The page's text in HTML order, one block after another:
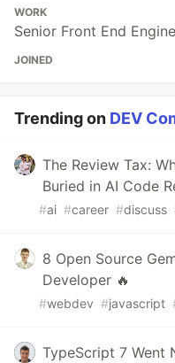
WORK
Senior Front End
JOINED
Trending on DEV
The Review Tax:
Buried in AI Code
#ai #career #discuss
8 Open Source
Developer 🔥
#webdev #javascript
TypeScript 7 Went